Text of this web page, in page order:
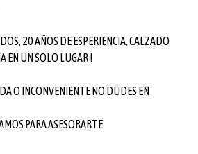
20 AÑOS DE ESPERIENCIA, CALZADO
EN UN SOLO LUGAR !
O INCONVENIENTE NO DUDES EN
PARA ASESORARTE